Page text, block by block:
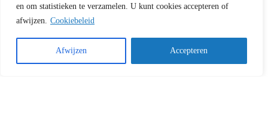
en om statistieken te verzamelen. U kunt cookies accepteren of
afwijzen. Cookiebeleid
Afwijzen Accepteren
» Materialen dakgoten
» Functie van de dakgoot
Bekijk onze video’s op